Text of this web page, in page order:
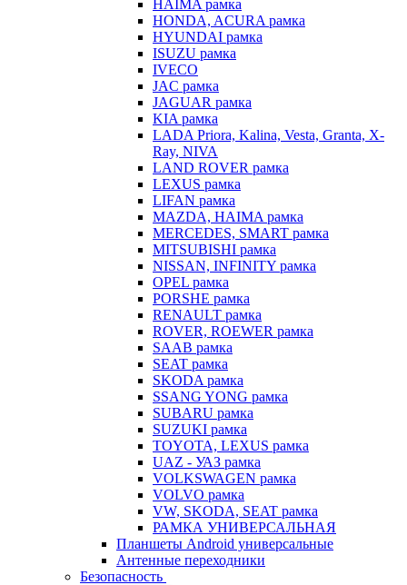
HAIMA рамка
HONDA, ACURA рамка
HYUNDAI рамка
ISUZU рамка
IVECO
JAC рамка
JAGUAR рамка
KIA рамка
LADA Priora, Kalina, Vesta, Granta, X-
Ray, NIVA
LAND ROVER рамка
LEXUS рамка
LIFAN рамка
MAZDA, HAIMA рамка
MERCEDES, SMART рамка
MITSUBISHI рамка
NISSAN, INFINITY рамка
OPEL рамка
PORSHE рамка
RENAULT рамка
ROVER, ROEWER рамка
SAAB рамка
SEAT рамка
SKODA рамка
SSANG YONG рамка
SUBARU рамка
SUZUKI рамка
TOYOTA, LEXUS рамка
UAZ - УАЗ рамка
VOLKSWAGEN рамка
VOLVO рамка
VW, SKODA, SEAT рамка
РАМКА УНИВЕРСАЛЬНАЯ
Планшеты Android универсальные
Антенные переходники
Безопасность